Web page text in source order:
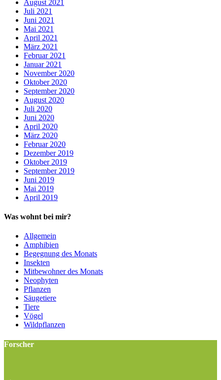
August 2021
Juli 2021
Juni 2021
Mai 2021
April 2021
März 2021
Februar 2021
Januar 2021
November 2020
Oktober 2020
September 2020
August 2020
Juli 2020
Juni 2020
April 2020
März 2020
Februar 2020
Dezember 2019
Oktober 2019
September 2019
Juni 2019
Mai 2019
April 2019
Was wohnt bei mir?
Allgemein
Amphibien
Begegnung des Monats
Insekten
Mitbewohner des Monats
Neophyten
Pflanzen
Säugetiere
Tiere
Vögel
Wildpflanzen
Forscher